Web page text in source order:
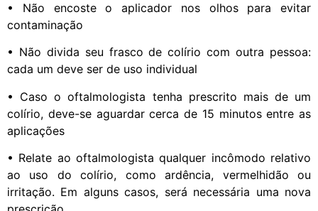
• Não encoste o aplicador nos olhos para evitar
contaminação
• Não divida seu frasco de colírio com outra pessoa:
cada um deve ser de uso individual
• Caso o oftalmologista tenha prescrito mais de um
colírio, deve-se aguardar cerca de 15 minutos entre as
aplicações
• Relate ao oftalmologista qualquer incômodo relativo
ao uso do colírio, como ardência, vermelhidão ou
irritação. Em alguns casos, será necessária uma nova